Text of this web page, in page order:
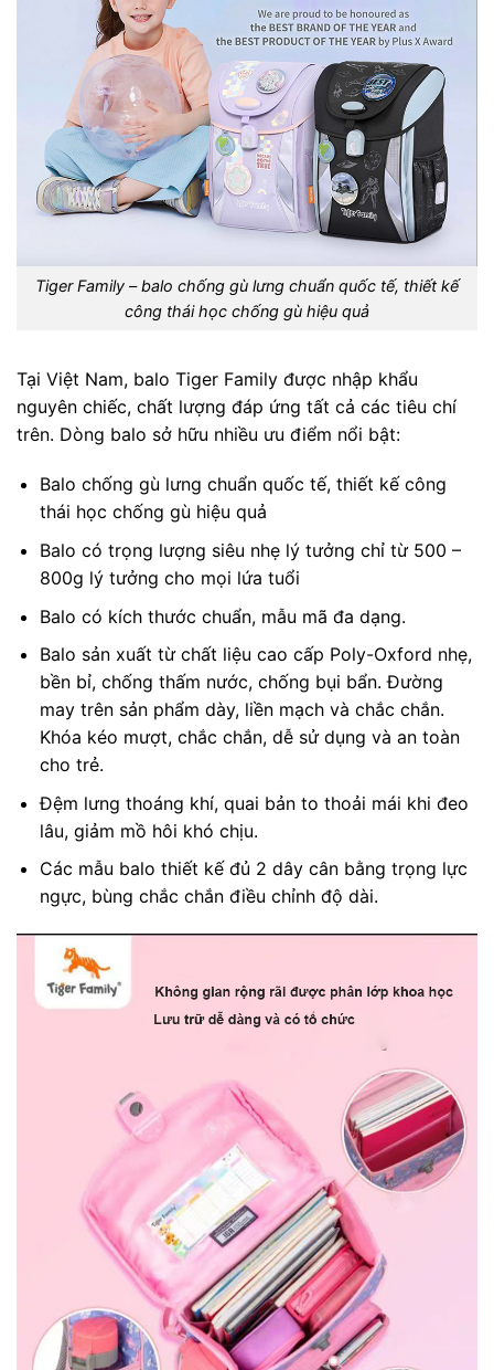
Tiger Family – balo chống gù lưng chuẩn quốc tế, thiết kế
công thái học chống gù hiệu quả
Tại Việt Nam, balo Tiger Family được nhập khẩu
nguyên chiếc, chất lượng đáp ứng tất cả các tiêu chí
trên. Dòng balo sở hữu nhiều ưu điểm nổi bật:
Balo chống gù lưng chuẩn quốc tế, thiết kế công
thái học chống gù hiệu quả
Balo có trọng lượng siêu nhẹ lý tưởng chỉ từ 500 –
800g lý tưởng cho mọi lứa tuổi
Balo có kích thước chuẩn, mẫu mã đa dạng.
Balo sản xuất từ chất liệu cao cấp Poly-Oxford nhẹ,
bền bỉ, chống thấm nước, chống bụi bẩn. Đường
may trên sản phẩm dày, liền mạch và chắc chắn.
Khóa kéo mượt, chắc chắn, dễ sử dụng và an toàn
cho trẻ.
Đệm lưng thoáng khí, quai bản to thoải mái khi đeo
lâu, giảm mồ hôi khó chịu.
Các mẫu balo thiết kế đủ 2 dây cân bằng trọng lực
ngực, bùng chắc chắn điều chỉnh độ dài.